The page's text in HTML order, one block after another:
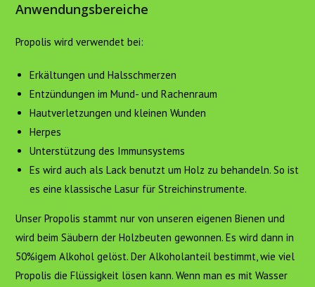
Anwendungsbereiche
Propolis wird verwendet bei:
Erkältungen und Halsschmerzen
Entzündungen im Mund- und Rachenraum
Hautverletzungen und kleinen Wunden
Herpes
Unterstützung des Immunsystems
Es wird auch als Lack benutzt um Holz zu behandeln. So ist
es eine klassische Lasur für Streichinstrumente.
Unser Propolis stammt nur von unseren eigenen Bienen und
wird beim Säubern der Holzbeuten gewonnen. Es wird dann in
50%igem Alkohol gelöst. Der Alkoholanteil bestimmt, wie viel
Propolis die Flüssigkeit lösen kann. Wenn man es mit Wasser